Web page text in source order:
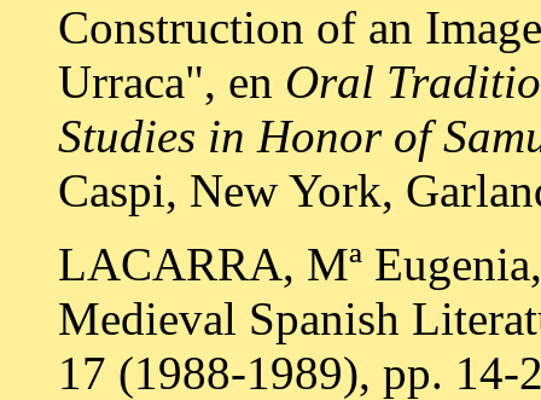
Construction of an
Urraca", en Oral
Studies in Honor of
Caspi, New York,
LACARRA, Mª
Medieval Spanish
17 (1988-1989), pp. 14-